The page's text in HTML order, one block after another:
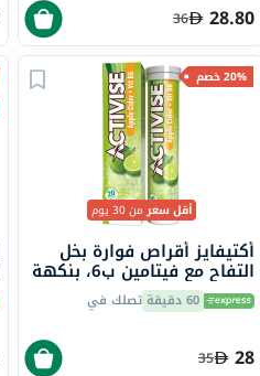
28.80
36
20% خصم
أقل سعرمن 30 يوم
أكتيفايز أقراص فوارة بخل
التفاح مع فيتامين ب6، بنكهة
الحمضيات، حزمة من 20
60 دقيقة تصلك في
28
35